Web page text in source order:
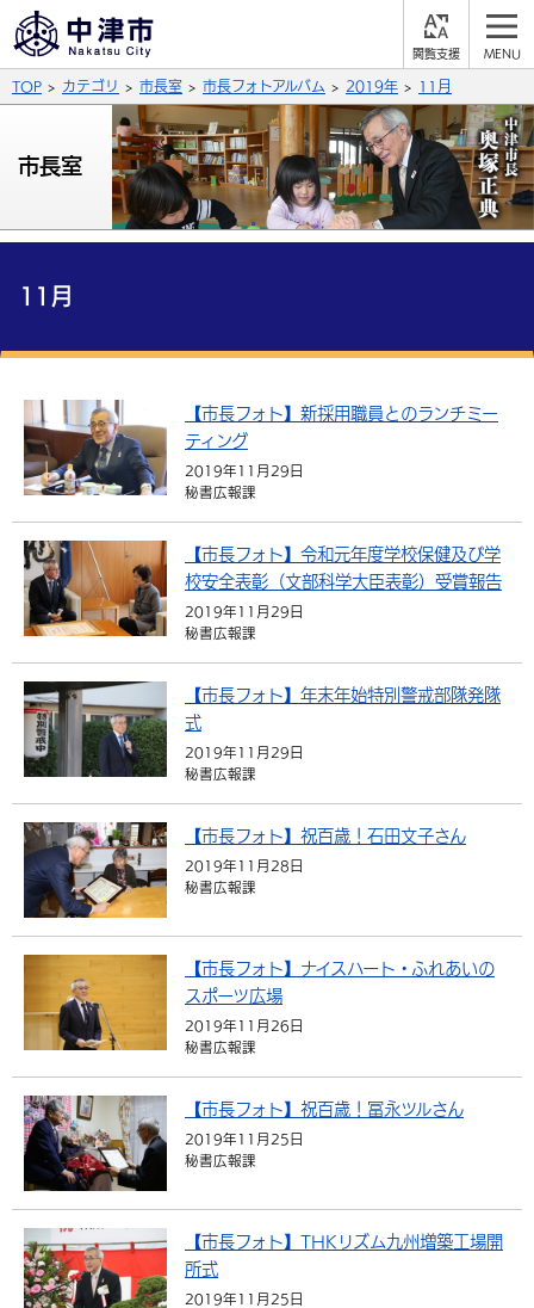
支
ふりがなをつける
よみあげる
背景色
青
文字の大きさ
拡大 標準 縮小
言語を選択
英語（English） 中国語（簡体字）
中国語（繁体字） 韓国語（한국어）
サイト内検索
くらしの情報
届出・登録・証明 保険・年金
福祉・介護 健康・予防
環境・衛生 生涯学習・スポーツ・人権
選挙 外国人の方向け情報
事業者の方へ
入札・契約 産業・雇用
都市整備
子育て・教育
手当・助成 健康・医療
相談・支援・情報 計画・施策
観光・移住
観光なび スポットを探す
遊ぶ・体験する グルメ・食べる
買う・おみやげ 四季のイベント・祭り
移住・定住
市政情報
中津市について 市役所の紹介
行政・計画
TOP カテゴリ 市長室 市長フォトアルバム 2019年 11月
市長室
11月
【市長フォト】新採用職員とのランチミー
ティング
2019年11月29日
秘書広報課
【市長フォト】令和元年度学校保健及び学
校安全表彰（文部科学大臣表彰）受賞報告
2019年11月29日
秘書広報課
【市長フォト】年末年始特別警戒部隊発隊
式
2019年11月29日
秘書広報課
【市長フォト】祝百歳！石田文子さん
2019年11月28日
秘書広報課
【市長フォト】ナイスハート・ふれあいの
スポーツ広場
2019年11月26日
秘書広報課
【市長フォト】祝百歳！冨永ツルさん
2019年11月25日
秘書広報課
【市長フォト】THKリズム九州増築工場開
所式
2019年11月25日